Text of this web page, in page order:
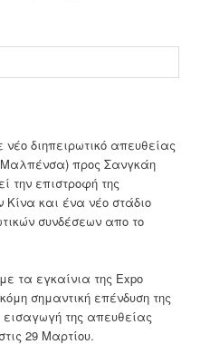
διηπειρωτικό απευθείας
προς Σανγκάη
την επιστροφή της
Κίνα και ένα νέο στάδιο
συνδέσεων απο το
τα εγκαίνια της Expo
σημαντική επένδυση της
της απευθείας
29 Μαρτίου.